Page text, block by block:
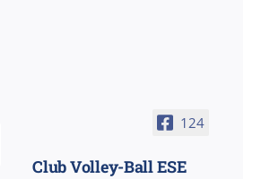
124
Club Volley-Ball ESE